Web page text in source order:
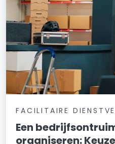
FACILITAIRE
Een
organiseren: